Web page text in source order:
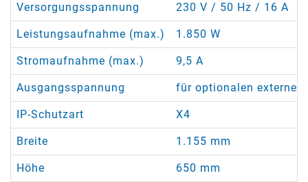
Versorgungsspannung 230 V / 50 Hz / 16 A
Leistungsaufnahme (max.) 1.850 W
Stromaufnahme (max.) 9,5 A
Ausgangsspannung für optionalen externen
IP-Schutzart X4
Breite 1.155 mm
Höhe 650 mm